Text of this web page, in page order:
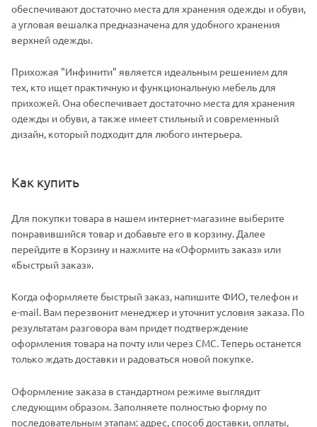
обеспечивают достаточно места для хранения одежды и обуви,
а угловая вешалка предназначена для удобного хранения
верхней одежды.
Прихожая "Инфинити" является идеальным решением для
тех, кто ищет практичную и функциональную мебель для
прихожей. Она обеспечивает достаточно места для хранения
одежды и обуви, а также имеет стильный и современный
дизайн, который подходит для любого интерьера.
Как купить
Для покупки товара в нашем интернет-магазине выберите
понравившийся товар и добавьте его в корзину. Далее
перейдите в Корзину и нажмите на «Оформить заказ» или
«Быстрый заказ».
Когда оформляете быстрый заказ, напишите ФИО, телефон и
e-mail. Вам перезвонит менеджер и уточнит условия заказа. По
результатам разговора вам придет подтверждение
оформления товара на почту или через СМС. Теперь останется
только ждать доставки и радоваться новой покупке.
Оформление заказа в стандартном режиме выглядит
следующим образом. Заполняете полностью форму по
последовательным этапам: адрес, способ доставки, оплаты,